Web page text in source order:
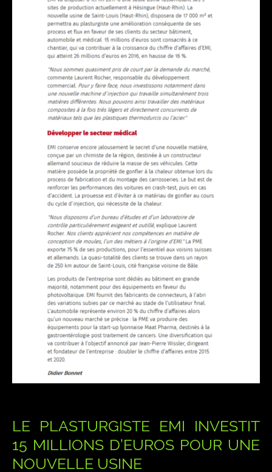
LE PLASTURGISTE EMI INVESTIT
15 MILLIONS D’EUROS POUR UNE
NOUVELLE USINE